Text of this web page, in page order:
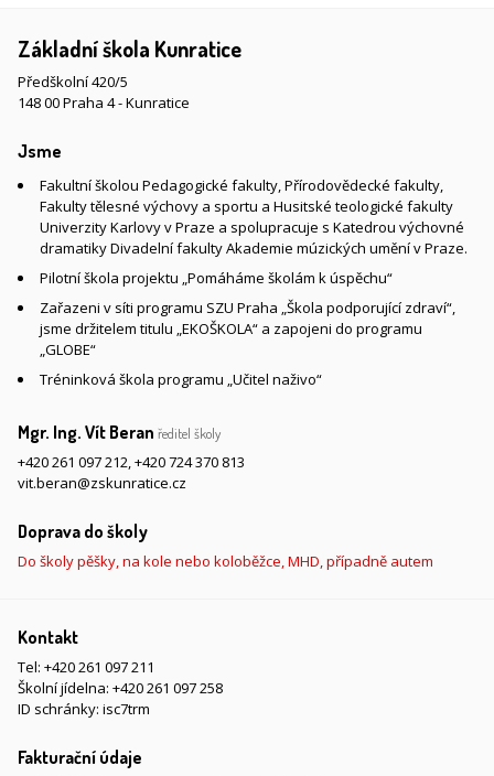
Základní škola Kunratice
Předškolní 420/5
148 00 Praha 4 - Kunratice
Jsme
Fakultní školou Pedagogické fakulty, Přírodovědecké fakulty,
Fakulty tělesné výchovy a sportu a Husitské teologické fakulty
Univerzity Karlovy v Praze a spolupracuje s Katedrou výchovné
dramatiky Divadelní fakulty Akademie múzických umění v Praze.
Pilotní škola projektu „Pomáháme školám k úspěchu“
Zařazeni v síti programu SZU Praha „Škola podporující zdraví“,
jsme držitelem titulu „EKOŠKOLA“ a zapojeni do programu
„GLOBE“
Tréninková škola programu „Učitel naživo“
Mgr. Ing. Vít Beran ředitel školy
+420 261 097 212,+420 724 370 813
vit.beran@zskunratice.cz
Doprava do školy
Do školy pěšky, na kole nebo koloběžce, MHD, případně autem
Kontakt
Tel: +420 261 097 211
Školní jídelna: +420 261 097 258
ID schránky: isc7trm
Fakturační údaje